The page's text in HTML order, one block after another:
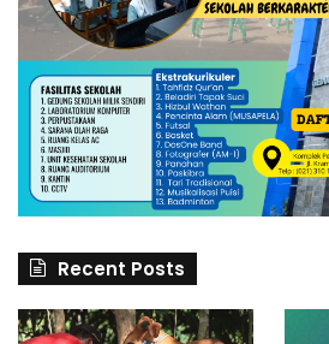
Recent Posts